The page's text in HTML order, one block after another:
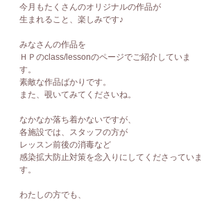
今月もたくさんのオリジナルの作品が
生まれること、楽しみです♪
みなさんの作品を
ＨＰのclass/lessonのページでご紹介していま
す。
素敵な作品ばかりです。
また、覗いてみてくださいね。
なかなか落ち着かないですが、
各施設では、スタッフの方が
レッスン前後の消毒など
感染拡大防止対策を念入りにしてくださっていま
す。
わたしの方でも、